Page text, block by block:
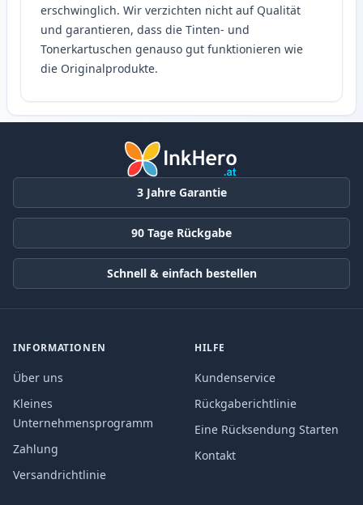
erschwinglich. Wir verzichten nicht auf Qualität
und garantieren, dass die Tinten- und
Tonerkartuschen genauso gut funktionieren wie
die Originalprodukte.
3 Jahre Garantie
90 Tage Rückgabe
Schnell & einfach bestellen
INFORMATIONEN
Über uns
Kleines
Unternehmensprogramm
Zahlung
Versandrichtlinie
HILFE
Kundenservice
Rückgaberichtlinie
Eine Rücksendung Starten
Kontakt